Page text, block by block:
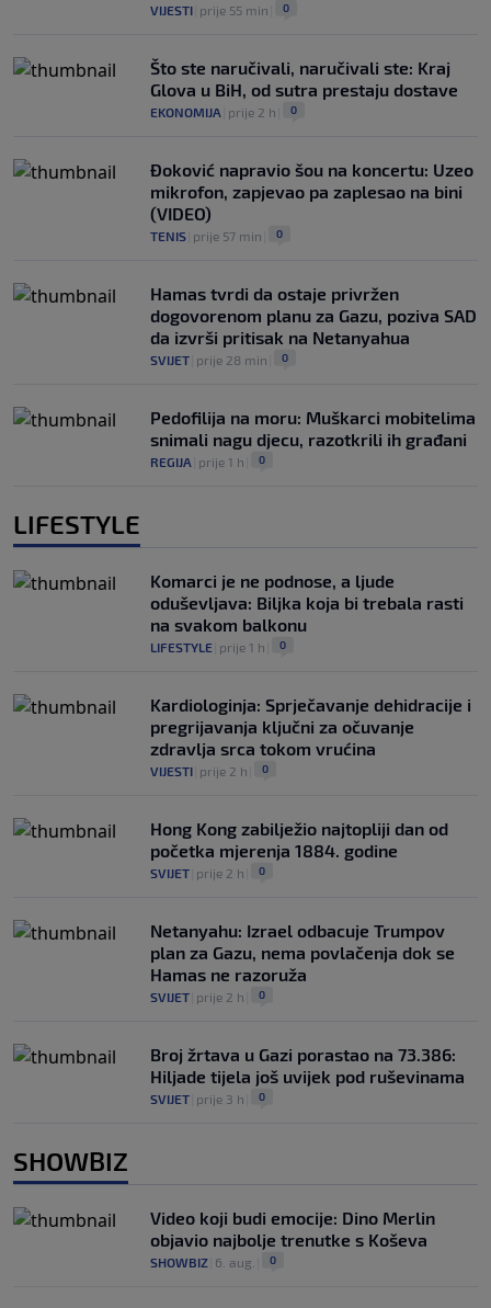
VIJESTI prije 55 min 0
Što ste naručivali, naručivali ste: Kraj
Glova u BiH, od sutra prestaju dostave
EKONOMIJA prije 2 h 0
Đoković napravio šou na koncertu: Uzeo
mikrofon, zapjevao pa zaplesao na bini
(VIDEO)
TENIS prije 57 min 0
Hamas tvrdi da ostaje privržen
dogovorenom planu za Gazu, poziva SAD
da izvrši pritisak na Netanyahua
SVIJET prije 28 min 0
Pedofilija na moru: Muškarci mobitelima
snimali nagu djecu, razotkrili ih građani
REGIJA prije 1 h 0
LIFESTYLE
Komarci je ne podnose, a ljude
oduševljava: Biljka koja bi trebala rasti
na svakom balkonu
LIFESTYLE prije 1 h 0
Kardiologinja: Sprječavanje dehidracije i
pregrijavanja ključni za očuvanje
zdravlja srca tokom vrućina
VIJESTI prije 2 h 0
Hong Kong zabilježio najtopliji dan od
početka mjerenja 1884. godine
SVIJET prije 2 h 0
Netanyahu: Izrael odbacuje Trumpov
plan za Gazu, nema povlačenja dok se
Hamas ne razoruža
SVIJET prije 2 h 0
Broj žrtava u Gazi porastao na 73.386:
Hiljade tijela još uvijek pod ruševinama
SVIJET prije 3 h 0
SHOWBIZ
Video koji budi emocije: Dino Merlin
objavio najbolje trenutke s Koševa
SHOWBIZ 6. aug. 0